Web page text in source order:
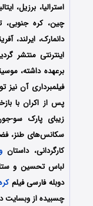
استرالیا، برزیل،
چین، کره جنوبی،
دانمارک، ایرلند،
اینترنتی منتشر
برعهده داشته،
فیلمبرداری آن
پس از اکران با
زیبای پارک سو-
سکانس‌های طنز،
کارگردانی، داستان
لباس تحسین و
دوبله فارسی فیلم
چسبیده از وبسایت